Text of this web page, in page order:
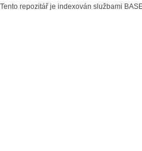
Tento repozitář je indexován službami